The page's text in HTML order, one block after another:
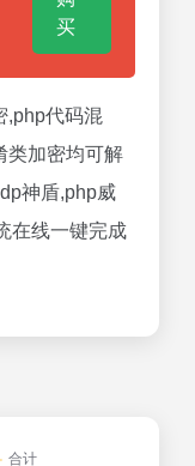
买
,php代码混
类加密均可解
神盾,php威
在线一键完成